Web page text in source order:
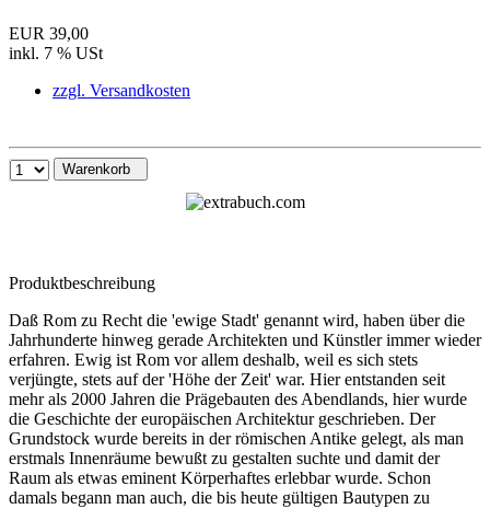
EUR 39,00
inkl. 7 % USt
zzgl. Versandkosten
Warenkorb
Produktbeschreibung
Daß Rom zu Recht die 'ewige Stadt' genannt wird, haben über die
Jahrhunderte hinweg gerade Architekten und Künstler immer wieder
erfahren. Ewig ist Rom vor allem deshalb, weil es sich stets
verjüngte, stets auf der 'Höhe der Zeit' war. Hier entstanden seit
mehr als 2000 Jahren die Prägebauten des Abendlands, hier wurde
die Geschichte der europäischen Architektur geschrieben. Der
Grundstock wurde bereits in der römischen Antike gelegt, als man
erstmals Innenräume bewußt zu gestalten suchte und damit der
Raum als etwas eminent Körperhaftes erlebbar wurde. Schon
damals begann man auch, die bis heute gültigen Bautypen zu